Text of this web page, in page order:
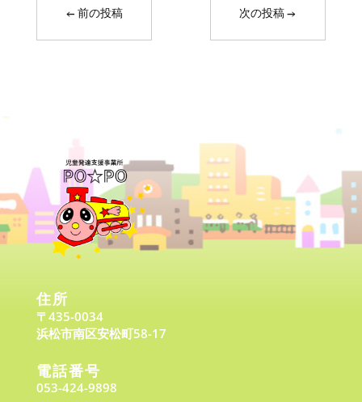
←前の投稿 次の投稿→
住所
〒435-0034
浜松市南区安松町58-17
電話番号
053-424-9898